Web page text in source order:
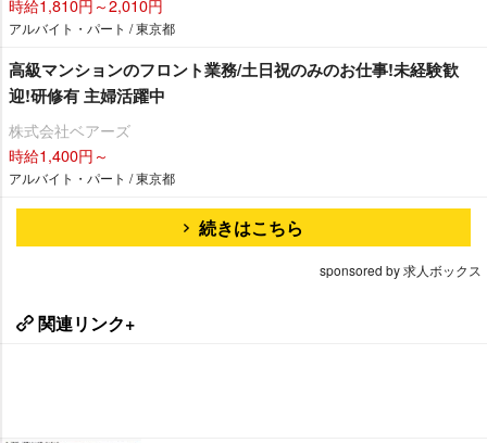
アルバイト・パート / 東京都
⾼級マンションのフロント業務/土日祝のみのお仕事!未経験歓
迎!研修有 主婦活躍中
株式会社ベアーズ
時給1,400円～
アルバイト・パート / 東京都
続きはこちら
sponsored by 求人ボックス
関連リンク+